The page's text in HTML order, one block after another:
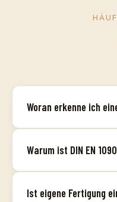
Woran erkenne ich
Warum ist DIN EN
Ist eigene Fertigung